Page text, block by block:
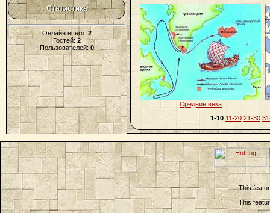
Статистика
Онлайн всего: 2
Гостей:2
Пользователей: 0
Средние века
1-10 11-20 21-30
This
This